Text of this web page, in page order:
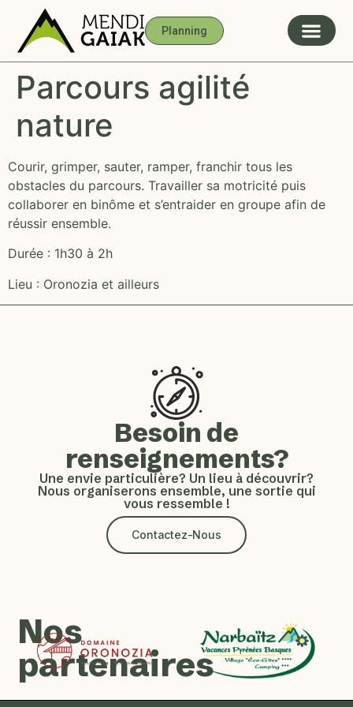
Planning
Parcours agilité
nature
Courir, grimper, sauter, ramper, franchir tous les
obstacles du parcours. Travailler sa motricité puis
collaborer en binôme et s’entraider en groupe afin de
réussir ensemble.
Durée : 1h30 à 2h
Lieu : Oronozia et ailleurs
Besoin de
renseignements?
Une envie particulière? Un lieu à découvrir?
Nous organiserons ensemble, une sortie qui
vous ressemble !
Contactez-Nous
Nos
partenaires